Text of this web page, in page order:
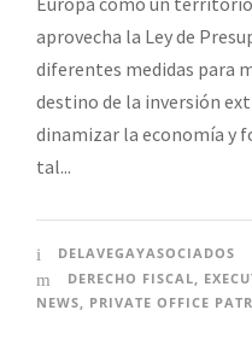
aprovecha la Ley de
diferentes medidas para
destino de la inversión
dinamizar la economía y
tal...
DELAVEGAYASOCIADOS
DERECHO FISCAL,
NEWS
PRIVATE OFFICE